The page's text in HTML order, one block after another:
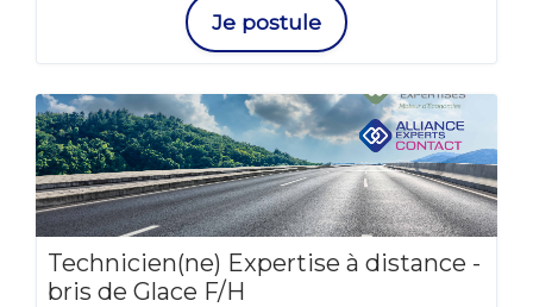
Je postule
Technicien(ne) Expertise à distance -
bris de Glace F/H